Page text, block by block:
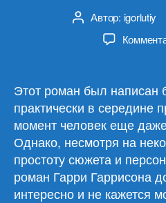
Автор
записи
Автор: igorlutiy
Этот роман был написан
практически в середине
момент человек еще
Однако, несмотря на
простоту сюжета и
роман Гарри Гаррисона
интересно и не кажется